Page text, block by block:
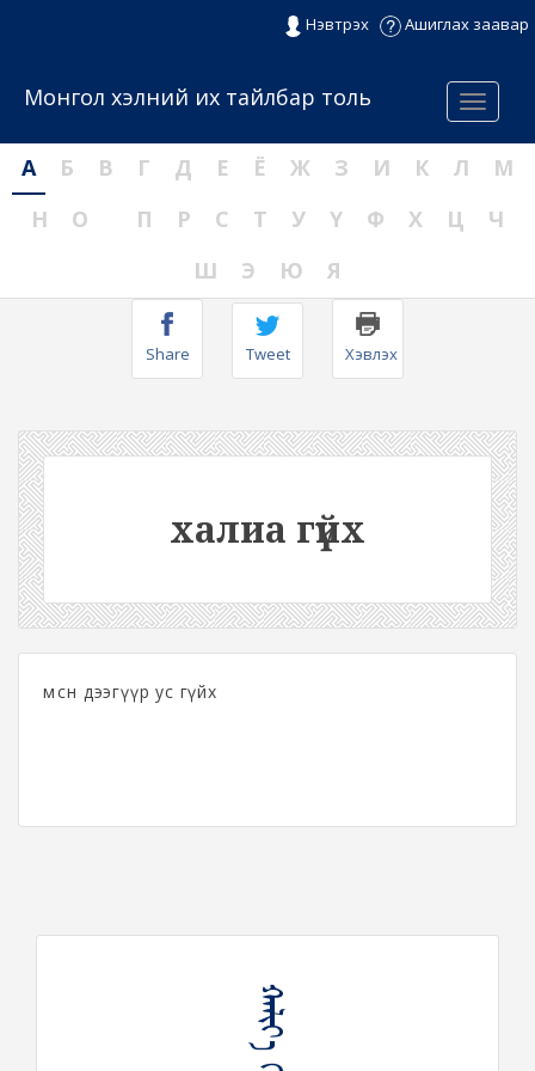
Нэвтрэх Ашиглах заавар
Menu
Монгол хэлний их тайлбар толь
А Б В Г Д Е Ё Ж З И К Л
М
Н
О П Р С Т У Ү Ф Х Ц
Ч
Ш
Э Ю Я
Share Tweet Хэвлэх
халиа гүйх
мөсөн дээгүүр ус гүйх